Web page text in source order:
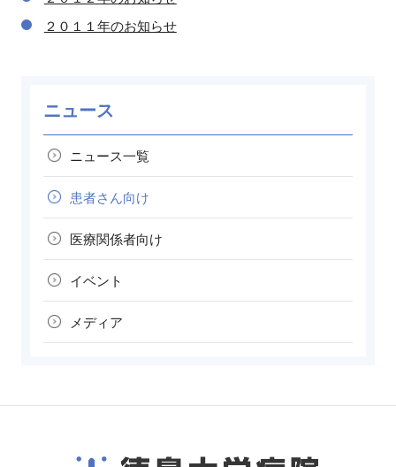
２０１１年のお知らせ
ニュース
ニュース一覧
患者さん向け
医療関係者向け
イベント
メディア